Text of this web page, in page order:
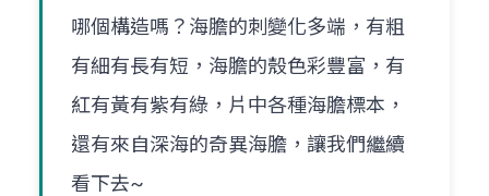
哪個構造嗎？海膽的刺變化多端，有粗
有細有長有短，海膽的殼色彩豐富，有
紅有黃有紫有綠，片中各種海膽標本，
還有來自深海的奇異海膽，讓我們繼續
看下去~